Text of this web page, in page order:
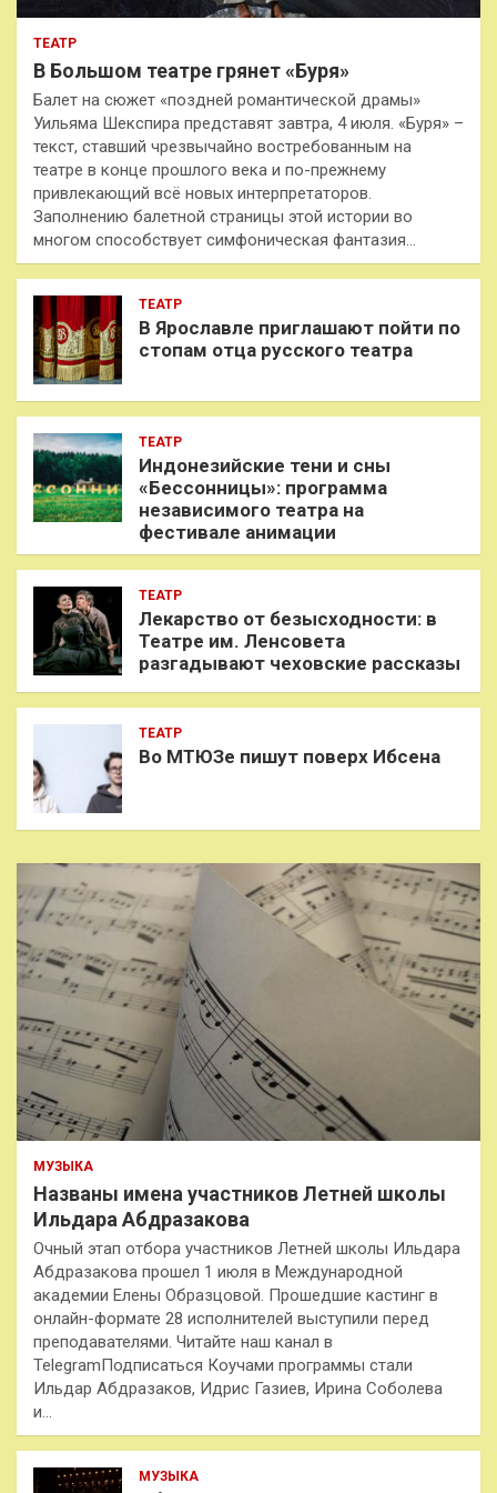
ТЕАТР
В Большом театре грянет «Буря»
Балет на сюжет «поздней романтической драмы»
Уильяма Шекспира представят завтра, 4 июля. «Буря» –
текст, ставший чрезвычайно востребованным на
театре в конце прошлого века и по-прежнему
привлекающий всё новых интерпретаторов.
Заполнению балетной страницы этой истории во
многом способствует симфоническая фантазия…
ТЕАТР
В Ярославле приглашают пойти по
стопам отца русского театра
ТЕАТР
Индонезийские тени и сны
«Бессонницы»: программа
независимого театра на
фестивале анимации
ТЕАТР
Лекарство от безысходности: в
Театре им. Ленсовета
разгадывают чеховские рассказы
ТЕАТР
Во МТЮЗе пишут поверх Ибсена
МУЗЫКА
Названы имена участников Летней школы
Ильдара Абдразакова
Очный этап отбора участников Летней школы Ильдара
Абдразакова прошел 1 июля в Международной
академии Елены Образцовой. Прошедшие кастинг в
онлайн-формате 28 исполнителей выступили перед
преподавателями. Читайте наш канал в
TelegramПодписаться Коучами программы стали
Ильдар Абдразаков, Идрис Газиев, Ирина Соболева
и…
МУЗЫКА